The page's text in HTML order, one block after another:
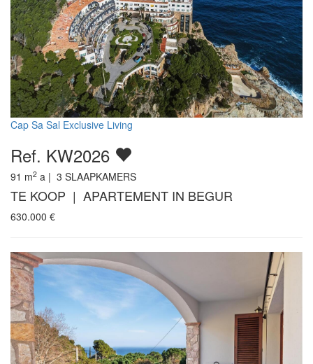
Cap Sa Sal Exclusive Living
Ref. KW2026
91 m2 a | 3 SLAAPKAMERS
TE KOOP | APARTEMENT IN BEGUR
630.000 €